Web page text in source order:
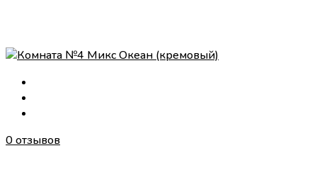
0 отзывов